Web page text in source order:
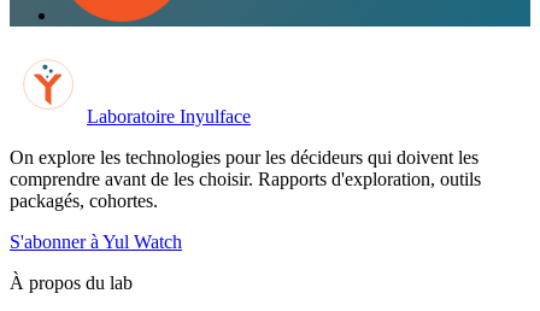
Laboratoire Inyulface
On explore les technologies pour les décideurs qui doivent les
comprendre avant de les choisir. Rapports d'exploration, outils
packagés, cohortes.
S'abonner à Yul Watch
À propos du lab